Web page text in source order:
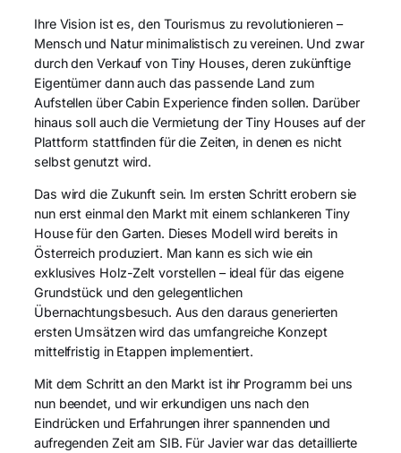
Ihre Vision ist es, den Tourismus zu revolutionieren –
Mensch und Natur minimalistisch zu vereinen. Und zwar
durch den Verkauf von Tiny Houses, deren zukünftige
Eigentümer dann auch das passende Land zum
Aufstellen über Cabin Experience finden sollen. Darüber
hinaus soll auch die Vermietung der Tiny Houses auf der
Plattform stattfinden für die Zeiten, in denen es nicht
selbst genutzt wird.
Das wird die Zukunft sein. Im ersten Schritt erobern sie
nun erst einmal den Markt mit einem schlankeren Tiny
House für den Garten. Dieses Modell wird bereits in
Österreich produziert. Man kann es sich wie ein
exklusives Holz-Zelt vorstellen – ideal für das eigene
Grundstück und den gelegentlichen
Übernachtungsbesuch. Aus den daraus generierten
ersten Umsätzen wird das umfangreiche Konzept
mittelfristig in Etappen implementiert.
Mit dem Schritt an den Markt ist ihr Programm bei uns
nun beendet, und wir erkundigen uns nach den
Eindrücken und Erfahrungen ihrer spannenden und
aufregenden Zeit am SIB. Für Javier war das detaillierte